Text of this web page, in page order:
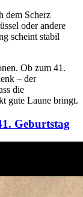
dem Scherz
oder andere
scheint stabil
Ob zum 41.
– der
die
gute Laune bringt.
Geburtstag